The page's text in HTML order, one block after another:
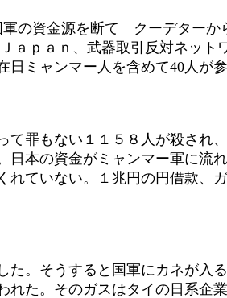
の資金源を断て クーデター
ａｐａｎ、武器取引反対ネッ
ミャンマー人を含めて40人が参
罪もない１１５８人が殺され
本の資金がミャンマー軍に流
ていない。１兆円の円借款、
。そうすると国軍にカネが入
た。そのガスはタイの日系企